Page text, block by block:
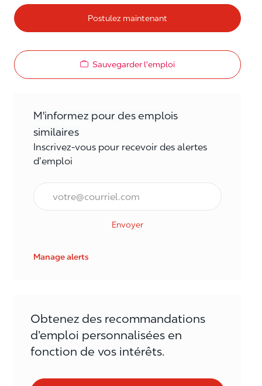
Postulez maintenant
Sauvegarder l'emploi
M'informez pour des emplois
similaires
Inscrivez-vous pour recevoir des alertes
d’emploi
Courriel*
Envoyer
Manage alerts
Obtenez des recommandations
d’emploi personnalisées en
fonction de vos intérêts.